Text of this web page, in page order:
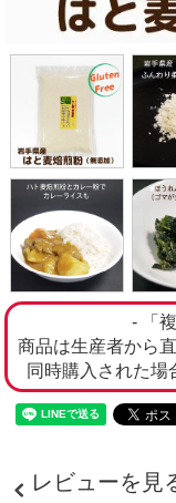
- 「
商品は生産者から
同時購入された場
レビューを見